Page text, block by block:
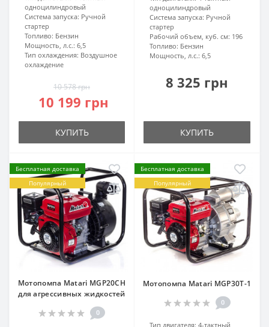
одноцилиндровый
Система запуска: Ручной
стартер
Топливо: Бензин
Мощность, л.с.: 6,5
Тип охлаждения: Воздушное
охлаждение
10 578 грн
10 199 грн
КУПИТЬ
одноцилиндровый
Система запуска: Ручной
стартер
Рабочий объем, куб. см: 196
Топливо: Бензин
Мощность, л.с.: 6,5
8 325 грн
КУПИТЬ
Бесплатная доставка
Популярный
Мотопомпа Matari MGP20CH
для агрессивных жидкостей
0
Бесплатная доставка
Популярный
Мотопомпа Matari MGP30Т-1
0
Тип двигателя: 4-тактный